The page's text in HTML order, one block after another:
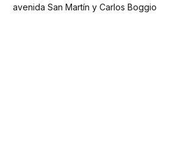
avenida San Martín y Carlos Boggio